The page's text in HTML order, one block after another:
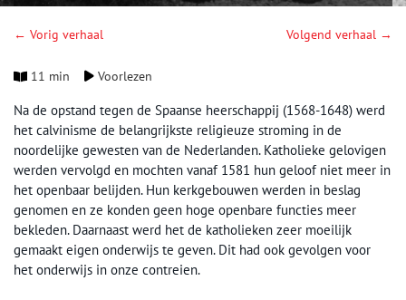
← Vorig verhaal Volgend verhaal →
11 min Voorlezen
Na de opstand tegen de Spaanse heerschappij (1568-1648) werd
het calvinisme de belangrijkste religieuze stroming in de
noordelijke gewesten van de Nederlanden. Katholieke gelovigen
werden vervolgd en mochten vanaf 1581 hun geloof niet meer in
het openbaar belijden. Hun kerkgebouwen werden in beslag
genomen en ze konden geen hoge openbare functies meer
bekleden. Daarnaast werd het de katholieken zeer moeilijk
gemaakt eigen onderwijs te geven. Dit had ook gevolgen voor
het onderwijs in onze contreien.